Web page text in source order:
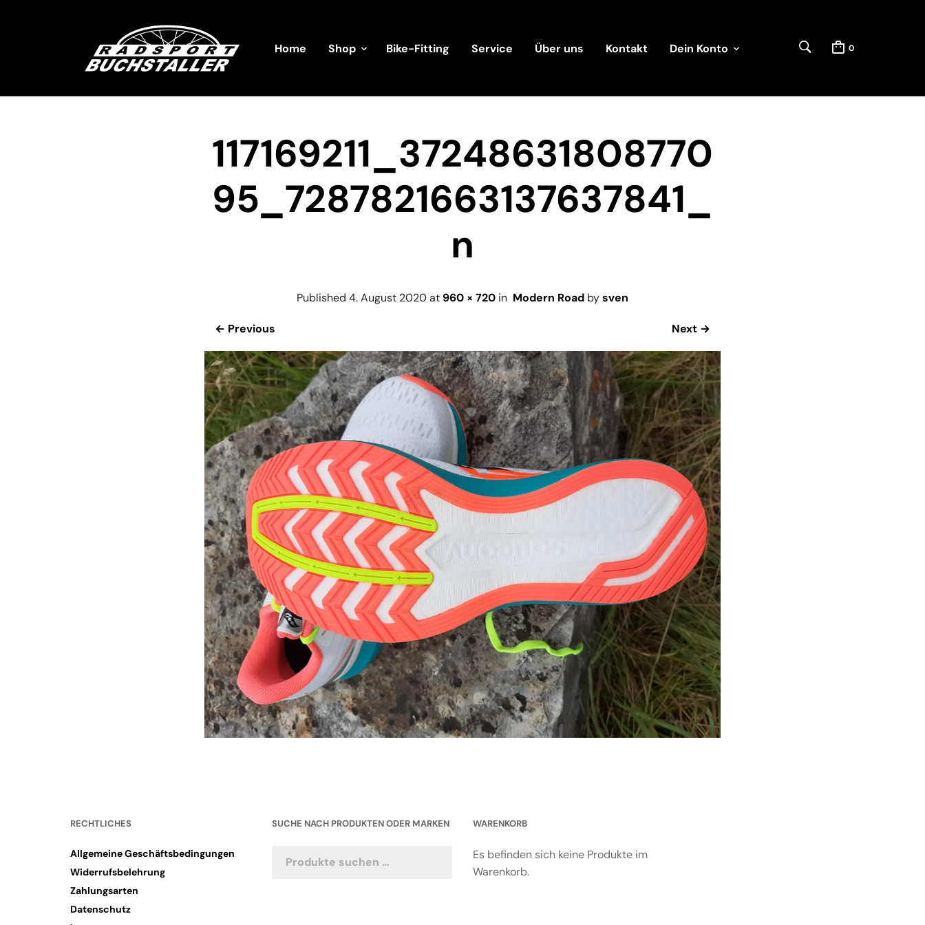
Home Shop Bike-Fitting Service Über uns Kontakt Dein Konto 0
117169211_37248631808770
95_7287821663137637841_
n
Published 4. August 2020at 960 × 720 in Modern Road bysven
← Previous Next →
RECHTLICHES
Allgemeine Geschäftsbedingungen
Widerrufsbelehrung
Zahlungsarten
Datenschutz
SUCHE NACH PRODUKTEN ODER MARKEN WARENKORB
Es befinden sich keine Produkte im
Warenkorb.